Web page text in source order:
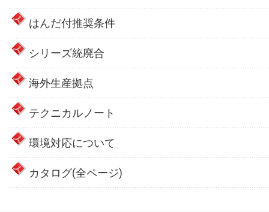
はんだ付推奨条件
シリーズ統廃合
海外生産拠点
テクニカルノート
環境対応について
カタログ(全ページ)